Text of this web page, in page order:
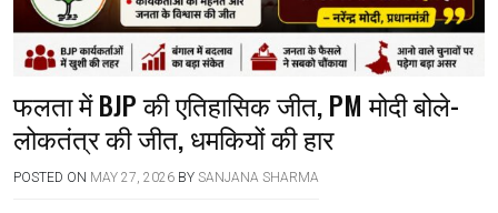
फलता में BJP की एतिहासिक जीत, PM मोदी बोले-
लोकतंत्र की जीत, धमकियों की हार
POSTED ON MAY 27, 2026 BY SANJANA SHARMA